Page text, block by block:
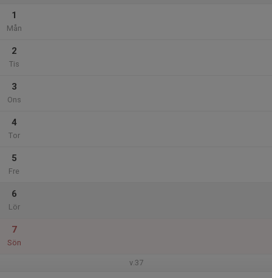
1
Mån
2
Tis
3
Ons
4
Tor
5
Fre
6
Lör
7
Sön
v.37